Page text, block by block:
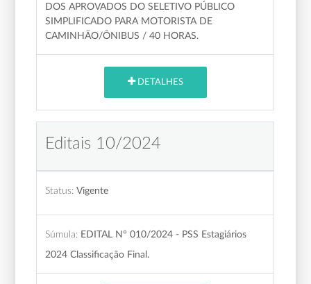
DOS APROVADOS DO SELETIVO PÚBLICO
SIMPLIFICADO PARA MOTORISTA DE
CAMINHÃO/ÔNIBUS / 40 HORAS.
DETALHES
Editais 10/2024
Status: Vigente
Súmula: EDITAL N° 010/2024 - PSS Estagiários
2024 Classificação Final.